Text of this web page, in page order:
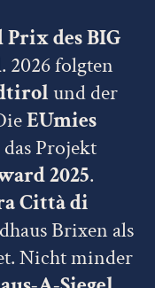
Prix des BIG
. 2026 folgten
und der
EUmies
Projekt
2025.
Città di
Brixen als
Nicht minder